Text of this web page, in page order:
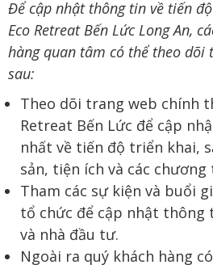
Để cập nhật thông tin về tiến
Eco Retreat Bến Lức Long An,
hàng quan tâm có thể theo dõi
sau:
Theo dõi trang web chính
Retreat Bến Lức để cập
nhất về tiến độ triển khai,
sản, tiện ích và các
Tham các sự kiện và buổi
tổ chức để cập nhật thông
và nhà đầu tư.
Ngoài ra quý khách hàng